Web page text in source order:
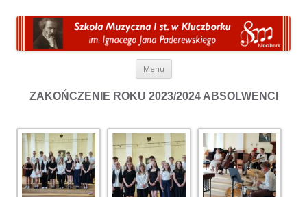
Menu Przeskocz do treści
ZAKOŃCZENIE ROKU 2023/2024 ABSOLWENCI